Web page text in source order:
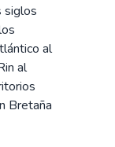
siglos
al
al
Bretaña